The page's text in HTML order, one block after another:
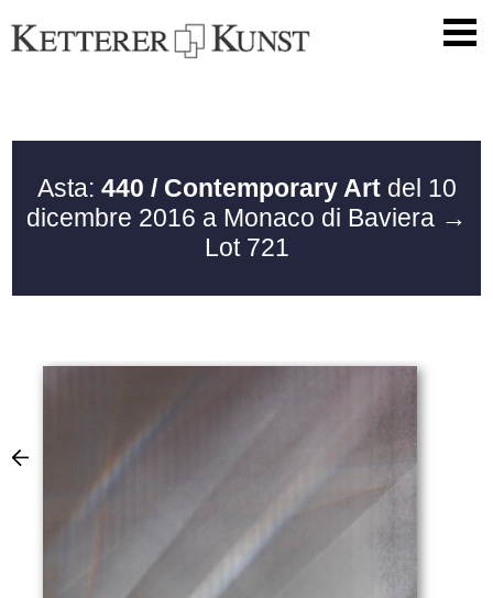
Asta: 440 / Contemporary Artdel 10
dicembre 2016 a Monaco di Baviera →
Lot 721